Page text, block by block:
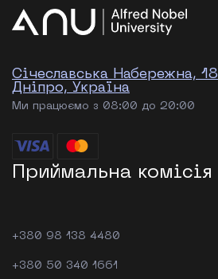
Січеславська Набережна, 18
Дніпро, Україна
Ми працюємо з 08:00 до 20:00
Приймальна комісія
+380 98 138 4480
+380 50 340 1661